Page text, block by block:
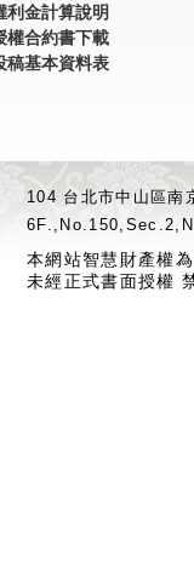
利金計算說明
權合約書下載
稿基本資料表
104 台北市中山區
本網站智慧財產權
未經正式書面授權